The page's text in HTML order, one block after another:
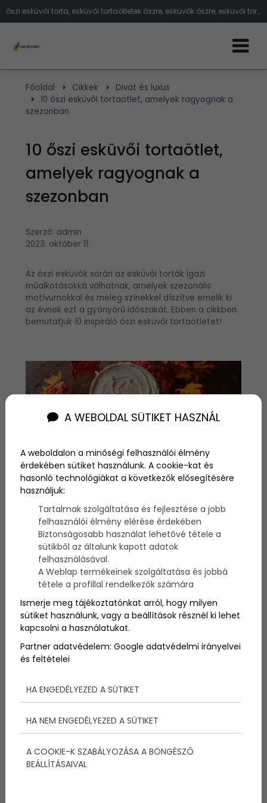
őszi esküvői torta, esküvői tortaötletek őszre, esküvők őszre, esküvői torta ötletek
Főoldal Cikkek
Divat és luxus
10 őszi esküvői tortaötlet, amelyek ragyognak a
szezonban
10 őszi esküvői tortaötlet,
amelyek ragyognak a
szezonban
Szerző: admin
2023. október 11.
Az őszi esküvők során az esküvői torták igazi
műalkotásokká válhatnak, amelyek szezonális
motívumokkal és meleg színekkel díszítve emelik ki
az évnek ezt a gyönyörű időszakát. Ebben a cikkben
bemutatjuk 10 inspiráló őszi esküvői tortaötletet!
Őszi esküvői tortaötletek
Az őszi esküvők varázslatos időszakok, amikor a
szezonális szépség és a meleg színek egyaránt
díszítésére. Bár a fehér esküvői torta mindig divatos
választás, az őszi esküvői torták lehetőséget
nyújtanak a szezonális motívumok, a természetes
elemek és a szezonhoz illő színek kreatív
alkalmazására. Ebben a cikkben 10 lenyűgöző őszi
esküvői tortaötletet osztunk meg, amelyek
harmonizálnak az őszi esküvők stílusával.
esküvői torta
az a tortád, amire örökre emlékezni
fogsz, így ha hasonló csodákkal szeretnéd
megkoronázni a nagy Napot, keresd a Marangona
Cukrászdát!
A WEBOLDAL SÜTIKET HASZNÁL
A weboldalon a minőségi felhasználói élmény
érdekében sütiket használunk. A cookie-kat és
hasonló technológiákat a következők elősegítésére
használjuk:
Tartalmak szolgáltatása és fejlesztése a jobb
felhasználói élmény elérése érdekében
Biztonságosabb használat lehetővé tétele a
sütikből az általunk kapott adatok
felhasználásával.
A Weblap termékeinek szolgáltatása és jobbá
tétele a profillal rendelkezők számára
Ismerje meg tájékoztatónkat arról, hogy milyen
sütiket használunk, vagy a beállítások résznél ki lehet
kapcsolni a használatukat.
Partner adatvédelem: Google adatvédelmi irányelvei
és feltételei
HA ENGEDÉLYEZED A SÜTIKET
HA NEM ENGEDÉLYEZED A SÜTIKET
A COOKIE-K SZABÁLYOZÁSA A BÖNGÉSZŐ
BEÁLLÍTÁSAIVAL